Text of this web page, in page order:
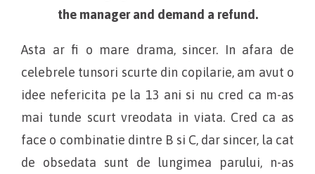
the manager and demand a refund.
Asta ar fi o mare drama, sincer. In afara de
celebrele tunsori scurte din copilarie, am avut o
idee nefericita pe la 13 ani si nu cred ca m-as
mai tunde scurt vreodata in viata. Cred ca as
face o combinatie dintre B si C, dar sincer, la cat
de obsedata sunt de lungimea parului, n-as